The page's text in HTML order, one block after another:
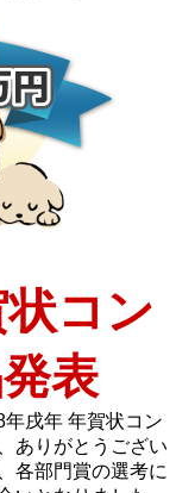
コン
表
戌年 年賀状コン
ありがとうござい
各部門賞の選考に